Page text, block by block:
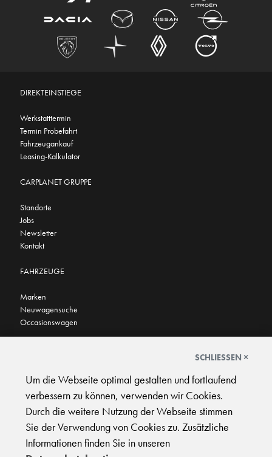
DIREKTEINSTIEGE
Werkstatttermin
Termin Probefahrt
Fahrzeugankauf
Leasing-Kalkulator
CARPLANET GRUPPE
Standorte
Jobs
Newsletter
Kontakt
FAHRZEUGE
Marken
Neuwagensuche
Occasionswagen
AGB|Impressum|Datenschutz|Support
SCHLIESSEN ×
Um die Webseite optimal gestalten und fortlaufend
verbessern zu können, verwenden wir Cookies.
Durch die weitere Nutzung der Webseite stimmen
Sie der Verwendung von Cookies zu. Zusätzliche
Informationen finden Sie in unseren